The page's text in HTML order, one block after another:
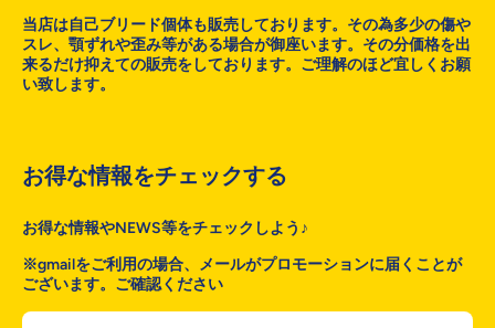
当店は自己ブリード個体も販売しております。その為多少の傷や
スレ、顎ずれや歪み等がある場合が御座います。その分価格を出
来るだけ抑えての販売をしております。ご理解のほど宜しくお願
い致します。
お得な情報をチェックする
お得な情報やNEWS等をチェックしよう♪
※gmailをご利用の場合、メールがプロモーションに届くことが
ございます。ご確認ください